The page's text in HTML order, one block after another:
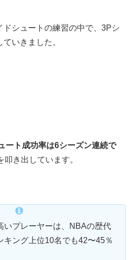
ドシュートの練習の中で、3Pシ
いきました。
ート成功率は6シーズン連続で
叩き出しています。
いプレーヤーは、NBAの歴代
キング上位10名でも42〜45％